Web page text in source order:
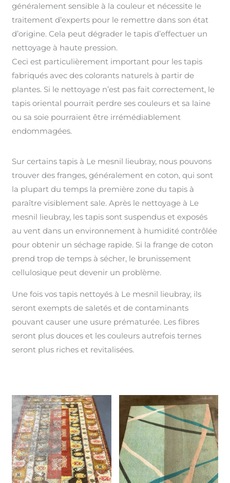
généralement sensible à la couleur et nécessite le
traitement d’experts pour le remettre dans son état
d’origine. Cela peut dégrader le tapis d’effectuer un
nettoyage à haute pression.
Ceci est particulièrement important pour les tapis
fabriqués avec des colorants naturels à partir de
plantes. Si le nettoyage n’est pas fait correctement, le
tapis oriental pourrait perdre ses couleurs et sa laine
ou sa soie pourraient être irrémédiablement
endommagées.
Sur certains tapis à Le mesnil lieubray, nous pouvons
trouver des franges, généralement en coton, qui sont
la plupart du temps la première zone du tapis à
paraître visiblement sale. Après le nettoyage à Le
mesnil lieubray, les tapis sont suspendus et exposés
au vent dans un environnement à humidité contrôlée
pour obtenir un séchage rapide. Si la frange de coton
prend trop de temps à sécher, le brunissement
cellulosique peut devenir un problème.
Une fois vos tapis nettoyés à Le mesnil lieubray, ils
seront exempts de saletés et de contaminants
pouvant causer une usure prématurée. Les fibres
seront plus douces et les couleurs autrefois ternes
seront plus riches et revitalisées.